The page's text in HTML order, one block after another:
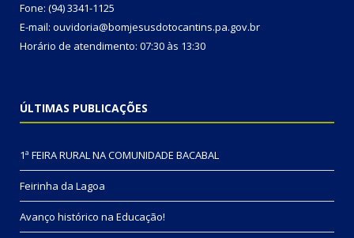
Fone: (94) 3341-1125
E-mail: ouvidoria@bomjesusdotocantins.pa.gov.br
Horário de atendimento: 07:30 às 13:30
ÚLTIMAS PUBLICAÇÕES
1ª FEIRA RURAL NA COMUNIDADE BACABAL
Feirinha da Lagoa
Avanço histórico na Educação!